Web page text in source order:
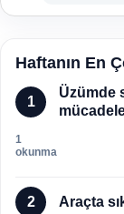
Haftanın En
1
Üzümde
1
okunma
2 Araçta